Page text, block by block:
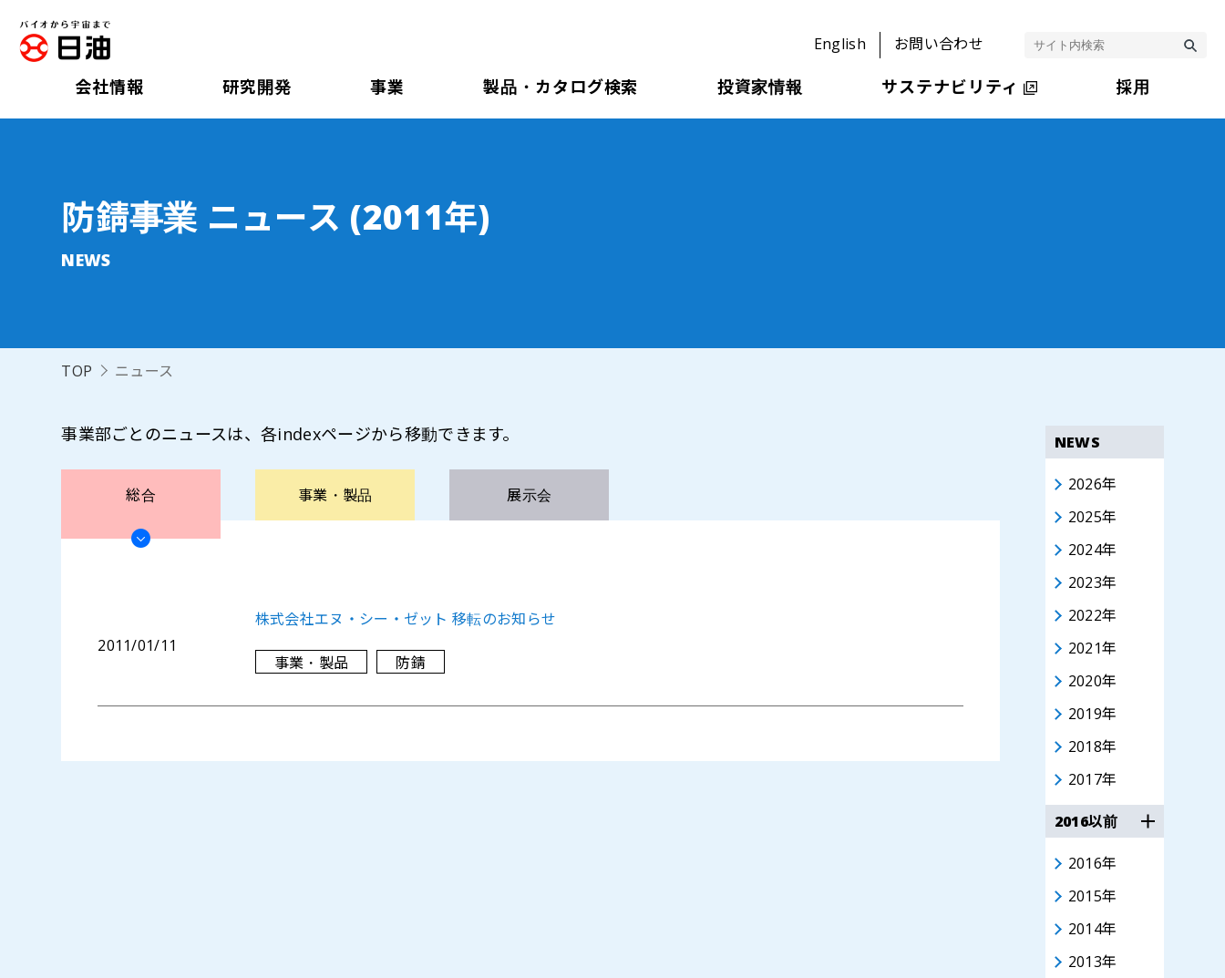
English お問い合わせ
会社情報 研究開発 事業 製品・カタログ検索 投資家情報 サステナビリティ 採用
防錆事業 ニュース (2011年)
NEWS
TOP ニュース
事業部ごとのニュースは、各indexページから移動できます。
総合 事業・ 製品 展示会
2011/01/11
株式会社エヌ・シー・ゼット 移転のお知らせ
事業・製品 防錆
NEWS
2026年
2025年
2024年
2023年
2022年
2021年
2020年
2019年
2018年
2017年
2016以前
2016年
2015年
2014年
2013年